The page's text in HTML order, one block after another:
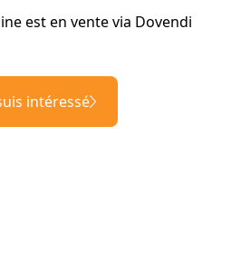
est en vente via Dovendi
intéressé